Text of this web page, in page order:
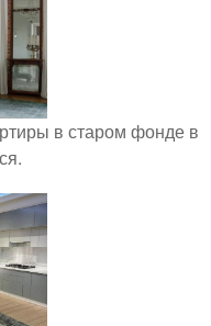
в старом фонде в